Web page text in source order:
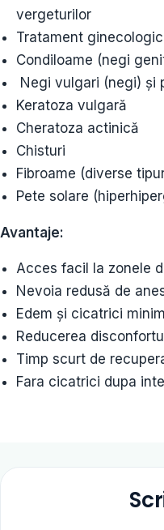
vergeturilor
Tratament ginecologic
Condiloame (negi
Negi vulgari (negi) și
Keratoza vulgară
Cheratoza actinică
Chisturi
Fibroame (diverse
Pete solare
Avantaje:
Acces facil la zonele
Nevoia redusă de
Edem și cicatrici
Reducerea
Timp scurt de
Fara cicatrici dupa